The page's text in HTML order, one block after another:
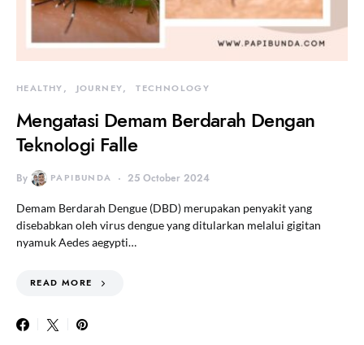
HEALTHY JOURNEY TECHNOLOGY
Mengatasi Demam Berdarah Dengan
Teknologi Falle
By PAPIBUNDA 25 October 2024
Demam Berdarah Dengue (DBD) merupakan penyakit yang
disebabkan oleh virus dengue yang ditularkan melalui gigitan
nyamuk Aedes aegypti…
READ MORE